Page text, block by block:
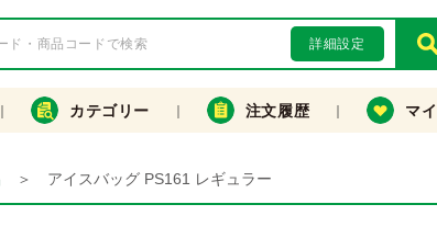
詳細設定
合
カテゴリー 注文履歴 マ
＞ アイスバッグ PS161 レギュラー